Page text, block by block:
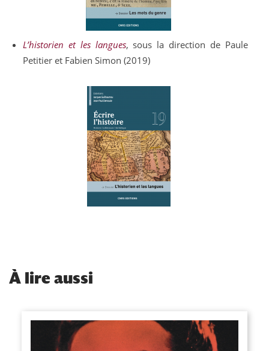
L’historien et les langues, sous la direction de Paule
Petitier et Fabien Simon (2019)
À lire aussi